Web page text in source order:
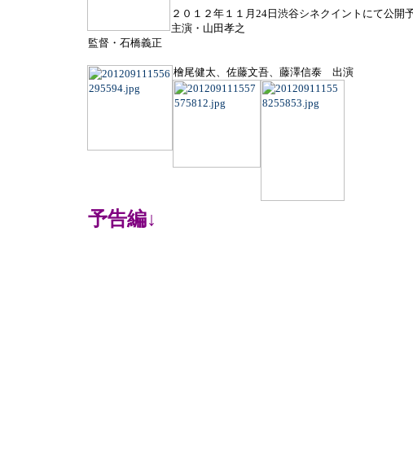
２０１２年１１月24日渋谷シネクイントにて公開
主演・山田孝之
監督・ 石橋義正
檜尾健太、佐藤文吾、藤澤信泰 出演
予告編↓